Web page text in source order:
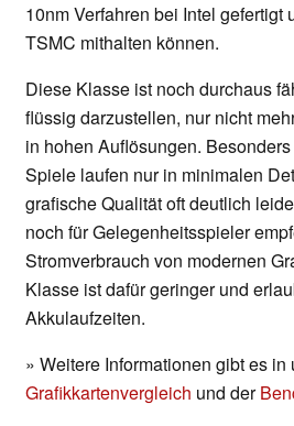
10nm Verfahren bei Intel gefertigt
TSMC mithalten können.
Diese Klasse ist noch durchaus
flüssig darzustellen, nur nicht
in hohen Auflösungen.
Spiele laufen nur in minimalen
grafische Qualität oft deutlich
noch für Gelegenheitsspieler
Stromverbrauch von modernen
Klasse ist dafür geringer und
Akkulaufzeiten.
» Weitere Informationen gibt es in
Grafikkartenvergleich und der